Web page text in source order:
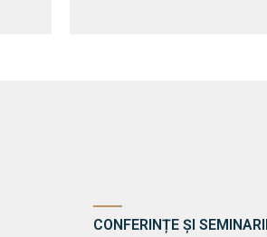
CONFERINȚE ȘI SEMINARII